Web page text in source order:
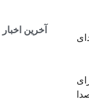
صدا
آخرین اخبار